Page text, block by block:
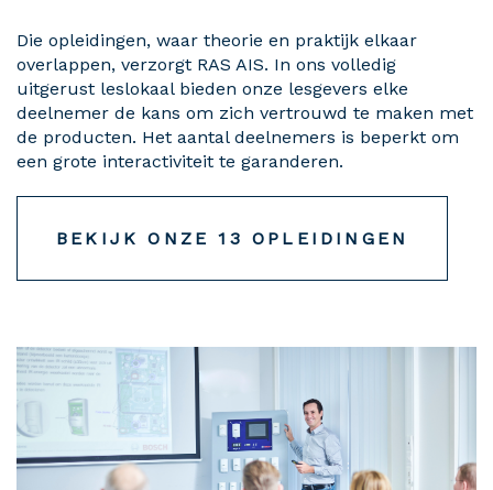
Die opleidingen, waar theorie en praktijk elkaar
overlappen, verzorgt RAS AIS. In ons volledig
uitgerust leslokaal bieden onze lesgevers elke
deelnemer de kans om zich vertrouwd te maken met
de producten. Het aantal deelnemers is beperkt om
een grote interactiviteit te garanderen.
BEKIJK ONZE 13 OPLEIDINGEN